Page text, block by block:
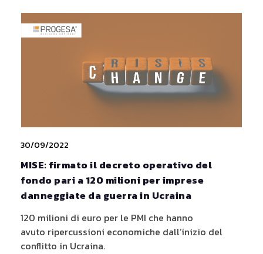
30/09/2022
MISE: firmato il decreto operativo del
fondo pari a 120 milioni per imprese
danneggiate da guerra in Ucraina
120 milioni di euro per le PMI che hanno
avuto ripercussioni economiche dall’inizio del
conflitto in Ucraina.